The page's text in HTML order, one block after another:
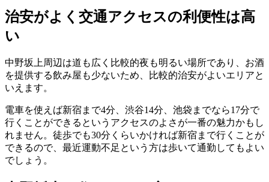
治安がよく交通アクセスの利便性は高
い
中野坂上周辺は道も広く比較的夜も明るい場所であり、お酒
を提供する飲み屋も少ないため、比較的治安がよいエリアと
いえます。
電車を使えば新宿まで4分、渋谷14分、池袋までなら17分で
行くことができるというアクセスのよさが一番の魅力かもし
れません。徒歩でも30分くらいかければ新宿まで行くことが
できるので、最近運動不足という方は歩いて通勤してもよい
でしょう。